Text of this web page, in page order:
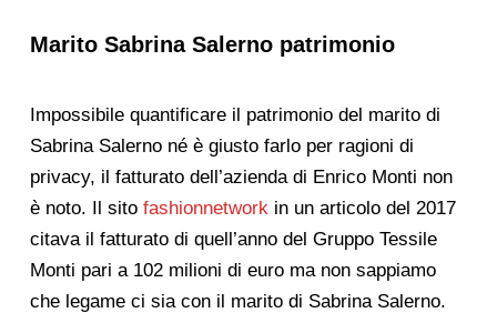
Marito Sabrina Salerno patrimonio
Impossibile quantificare il patrimonio del marito di
Sabrina Salerno né è giusto farlo per ragioni di
privacy, il fatturato dell’azienda di Enrico Monti non
è noto. Il sito fashionnetwork in un articolo del 2017
citava il fatturato di quell’anno del Gruppo Tessile
Monti pari a 102 milioni di euro ma non sappiamo
che legame ci sia con il marito di Sabrina Salerno.